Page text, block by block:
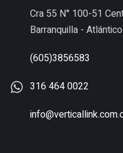
Cra 55 N° 100-51
Barranquilla - Atlántico
(605)3856583
316 464 0022